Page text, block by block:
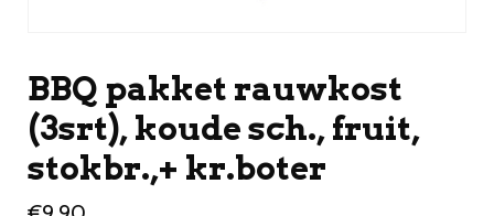
BBQ pakket rauwkost
(3srt), koude sch., fruit,
stokbr.,+ kr.boter